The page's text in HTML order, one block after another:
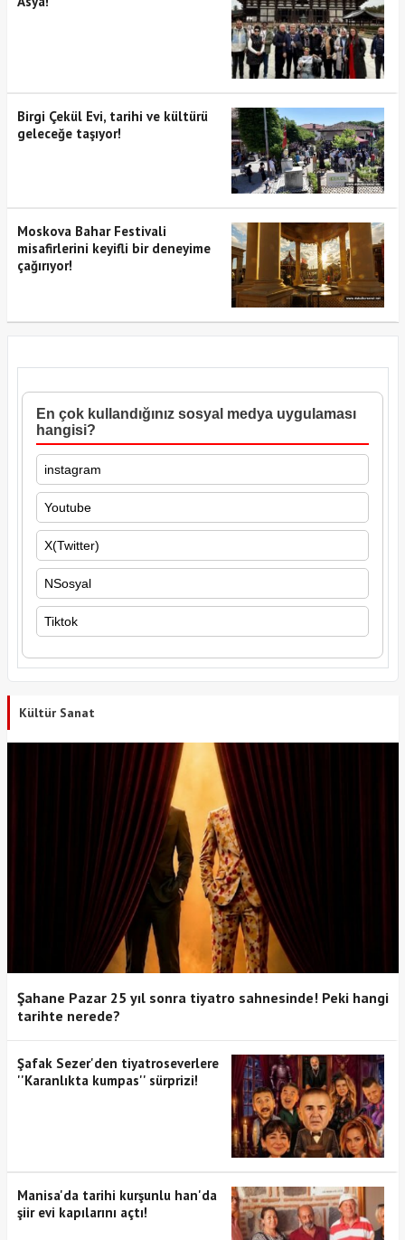
Birgi Çekül Evi, tarihi ve kültürü
geleceğe taşıyor!
Moskova Bahar Festivali
misafirlerini keyifli bir deneyime
çağırıyor!
En çok kullandığınız sosyal medya uygulaması
hangisi?
instagram
Youtube
X(Twitter)
NSosyal
Tiktok
Kültür Sanat
Şahane Pazar 25 yıl sonra tiyatro sahnesinde! Peki hangi
tarihte nerede?
Şafak Sezer'den tiyatroseverlere
''Karanlıkta kumpas'' sürprizi!
Manisa'da tarihi kurşunlu han'da
şiir evi kapılarını açtı!